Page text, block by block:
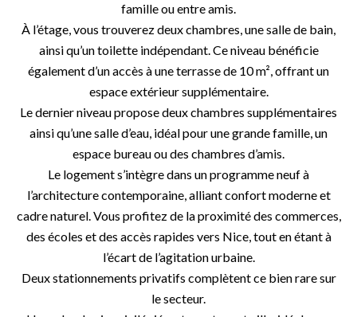
famille ou entre amis.
À l’étage, vous trouverez deux chambres, une salle de bain,
ainsi qu’un toilette indépendant. Ce niveau bénéficie
également d’un accès à une terrasse de 10 m², offrant un
espace extérieur supplémentaire.
Le dernier niveau propose deux chambres supplémentaires
ainsi qu’une salle d’eau, idéal pour une grande famille, un
espace bureau ou des chambres d’amis.
Le logement s’intègre dans un programme neuf à
l’architecture contemporaine, alliant confort moderne et
cadre naturel. Vous profitez de la proximité des commerces,
des écoles et des accès rapides vers Nice, tout en étant à
l’écart de l’agitation urbaine.
Deux stationnements privatifs complètent ce bien rare sur
le secteur.